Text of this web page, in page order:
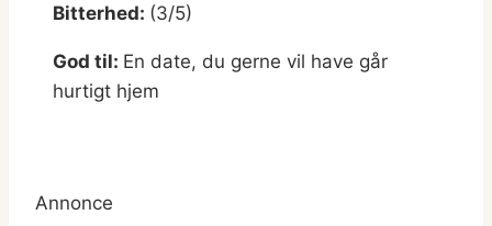
Bitterhed: (3/5)
God til: En date, du gerne vil have går
hurtigt hjem
Annonce